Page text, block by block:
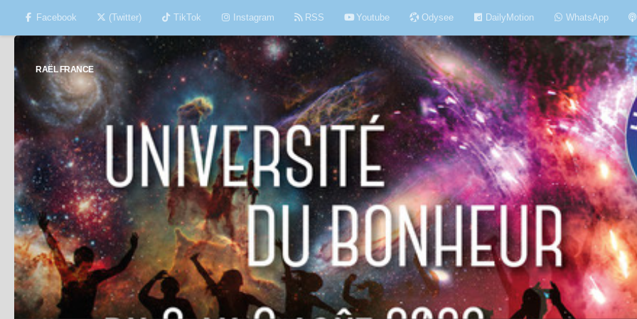
Skip to content
Facebook (Twitter) TikTok Instagram RSS Youtube Odysee DailyMotion WhatsApp
RAËL FRANCE